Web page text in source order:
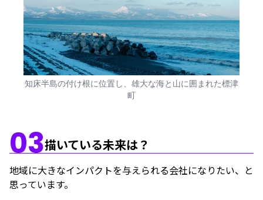
知床半島の付け根に位置し、雄大な海と山に囲まれた標津
町
03描いている未来は？
地域に大きなインパクトを与えられる会社になりたい、と
思っています。